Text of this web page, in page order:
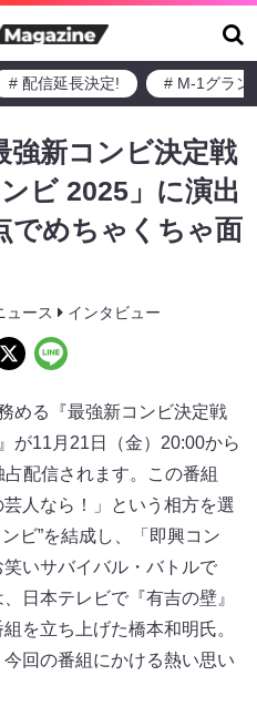
# 配信延長決定! # M-1グラン
強新コンビ決定戦
ビ 2025」に演出
でめちゃくちゃ面
ュース インタビュー
める『最強新コンビ決定戦
が11月21日（金）20:00から
配信されます。この番組
人なら！」という相方を選
ビ”を結成し、「即興コン
いサバイバル・バトルで
日本テレビで『有吉の壁』
を立ち上げた橋本和明氏。
回の番組にかける熱い思い